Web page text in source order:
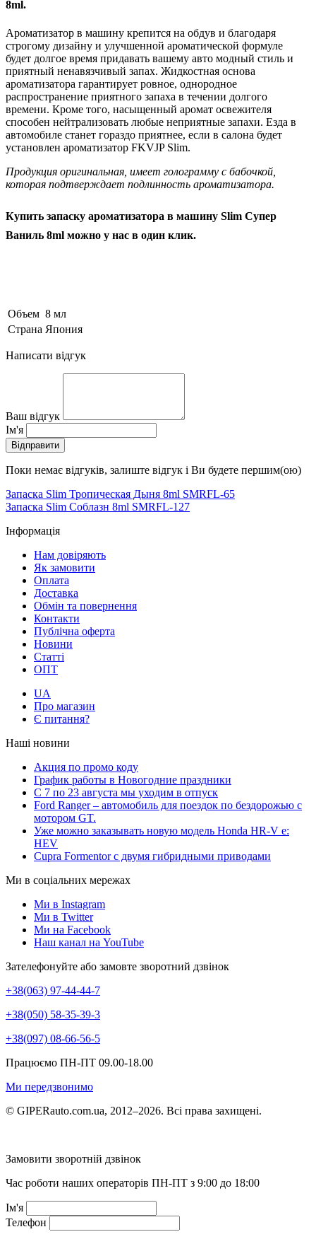
8ml.
Ароматизатор в машину крепится на обдув и благодаря
строгому дизайну и улучшенной ароматической формуле
будет долгое время придавать вашему авто модный стиль и
приятный ненавязчивый запах. Жидкостная основа
ароматизатора гарантирует ровное, однородное
распространение приятного запаха в течении долгого
времени. Кроме того, насыщенный аромат освежителя
способен нейтрализовать любые неприятные запахи. Езда в
автомобиле станет гораздо приятнее, если в салона будет
установлен ароматизатор FKVJP Slim.
Продукция оригинальная, имеет голограмму с бабочкой,
которая подтверждает подлинность ароматизатора.
Купить запаску ароматизатора в машину Slim Супер
Ваниль 8ml можно у нас в один клик.
Объем 8 мл
Страна Япония
Написати відгук
Ваш відгук
Ім'я
Відправити
Поки немає відгуків, залиште відгук і Ви будете першим(ою)
Запаска Slim Тропическая Дыня 8ml SMRFL-65
Запаска Slim Соблазн 8ml SMRFL-127
Інформація
Нам довіряють
Як замовити
Оплата
Доставка
Обмін та повернення
Контакти
Публічна оферта
Новини
Статті
ОПТ
UA
Про магазин
Є питання?
Наші новини
Акция по промо коду
График работы в Новогодние праздники
С 7 по 23 августа мы уходим в отпуск
Ford Ranger – автомобиль для поездок по бездорожью с
мотором GT.
Уже можно заказывать новую модель Honda HR-V e:
HEV
Cupra Formentor с двумя гибридными приводами
Ми в соціальних мережах
Ми в Instagram
Ми в Twitter
Ми на Facebook
Наш канал на YouTube
Зателефонуйте або замовте зворотний дзвінок
+38(063) 97-44-44-7
+38(050) 58-35-39-3
+38(097) 08-66-56-5
Працюємо ПН-ПТ 09.00-18.00
Ми передзвонимо
© GIPERauto.com.ua, 2012–2026. Всі права захищені.
Замовити зворотній дзвінок
Час роботи наших операторів ПН-ПТ з 9:00 до 18:00
Ім'я
Телефон